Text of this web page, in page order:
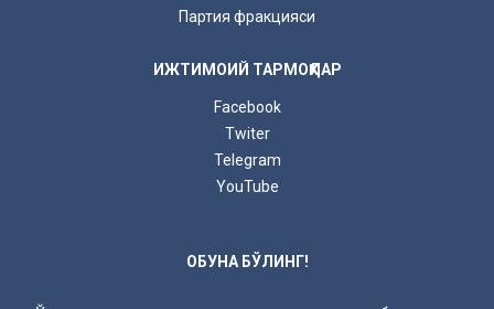
Партия фракцияси
ИЖТИМОИЙ ТАРМОҚЛАР
Facebook
Twiter
Telegram
YouTube
ОБУНА БЎЛИНГ!